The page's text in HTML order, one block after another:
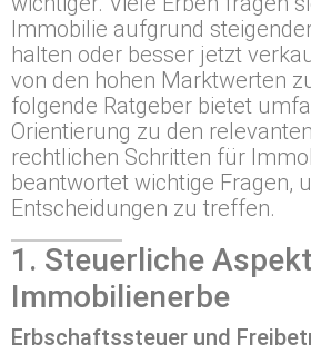
Immobilie aufgrund
halten oder besser jetzt
von den hohen Marktwerten
folgende Ratgeber bietet
Orientierung zu den
rechtlichen Schritten für
beantwortet wichtige Fragen,
Entscheidungen zu treffen.
1. Steuerliche
Immobilienerbe
Erbschaftssteuer und